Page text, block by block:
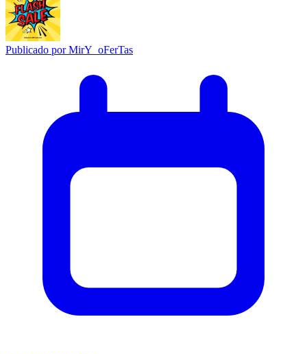
Publicado porMirY_oFerTas